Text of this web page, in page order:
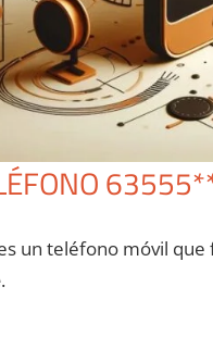
un teléfono móvil quе
.